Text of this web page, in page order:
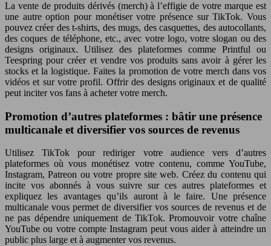
La vente de produits dérivés (merch) à l’effigie de votre marque est
une autre option pour monétiser votre présence sur TikTok. Vous
pouvez créer des t-shirts, des mugs, des casquettes, des autocollants,
des coques de téléphone, etc., avec votre logo, votre slogan ou des
designs originaux. Utilisez des plateformes comme Printful ou
Teespring pour créer et vendre vos produits sans avoir à gérer les
stocks et la logistique. Faites la promotion de votre merch dans vos
vidéos et sur votre profil. Offrir des designs originaux et de qualité
peut inciter vos fans à acheter votre merch.
Promotion d’autres plateformes : bâtir une présence
multicanale et diversifier vos sources de revenus
Utilisez TikTok pour rediriger votre audience vers d’autres
plateformes où vous monétisez votre contenu, comme YouTube,
Instagram, Patreon ou votre propre site web. Créez du contenu qui
incite vos abonnés à vous suivre sur ces autres plateformes et
expliquez les avantages qu’ils auront à le faire. Une présence
multicanale vous permet de diversifier vos sources de revenus et de
ne pas dépendre uniquement de TikTok. Promouvoir votre chaîne
YouTube ou votre compte Instagram peut vous aider à atteindre un
public plus large et à augmenter vos revenus.